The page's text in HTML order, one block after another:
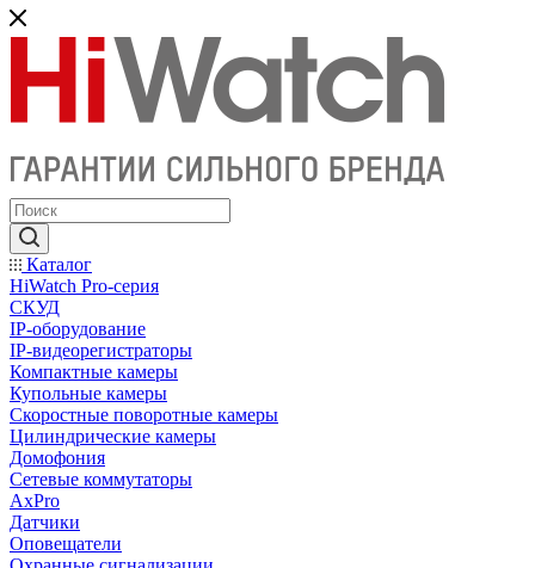
Каталог
HiWatch Pro-серия
CКУД
IP-оборудование
IP-видеорегистраторы
Компактные камеры
Купольные камеры
Скоростные поворотные камеры
Цилиндрические камеры
Домофония
Сетевые коммутаторы
AxPro
Датчики
Оповещатели